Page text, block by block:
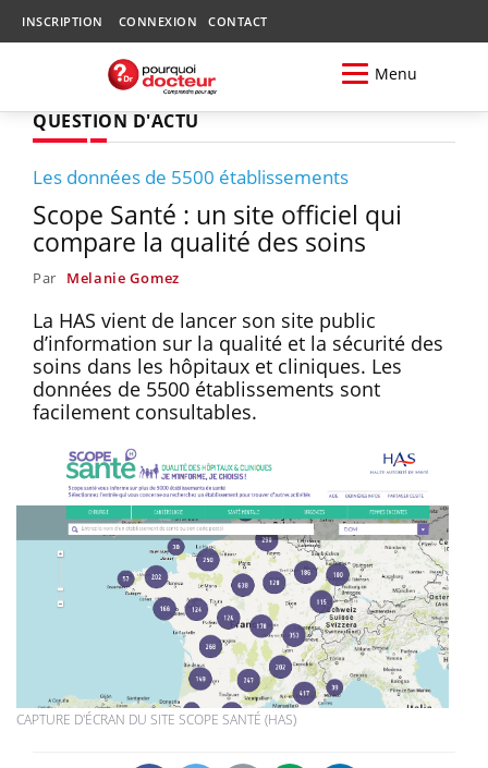
INSCRIPTION CONNEXION CONTACT
Menu
QUESTION D'ACTU
Les données de 5500 établissements
Scope Santé : un site officiel qui
compare la qualité des soins
Par Melanie Gomez
La HAS vient de lancer son site public
d’information sur la qualité et la sécurité des
soins dans les hôpitaux et cliniques. Les
données de 5500 établissements sont
facilement consultables.
CAPTURE D'ÉCRAN DU SITE SCOPE SANTÉ (HAS)